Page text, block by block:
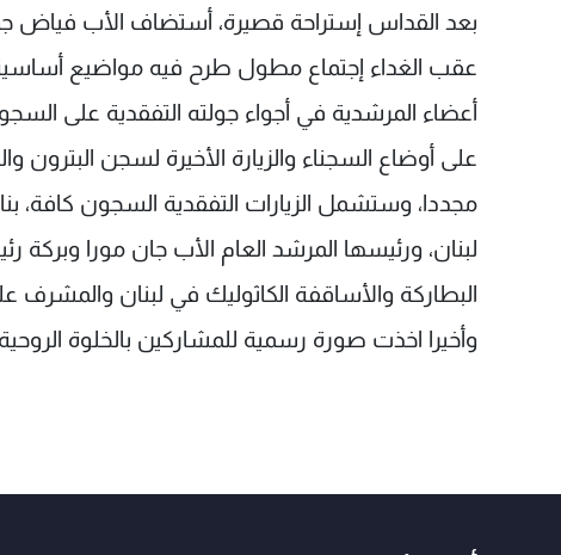
بعد القداس إستراحة قصيرة، أستضاف الأب فياض
عقب الغداء إجتماع مطول طرح فيه مواضيع أساسية
أعضاء المرشدية في أجواء جولته التفقدية على
على أوضاع السجناء والزيارة الأخيرة لسجن البترون
مجددا، وستشمل الزيارات التفقدية السجون كافة،
لبنان، ورئيسها المرشد العام الأب جان مورا
البطاركة والأساقفة الكاثوليك في لبنان والمشرف
وأخيرا اخذت صورة رسمية للمشاركين بالخلوة